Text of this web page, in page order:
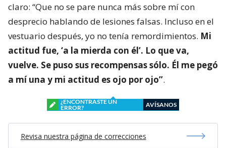
claro: “Que no se pare nunca más sobre mí con
desprecio hablando de lesiones falsas. Incluso en el
vestuario después, yo no tenía remordimientos. Mi
actitud fue, ‘a la mierda con él’. Lo que va,
vuelve. Se puso sus recompensas sólo. Él me pegó
a mí una y mi actitud es ojo por ojo”.
¿ENCONTRASTE UN
ERROR?
AVÍSANOS
Revisa nuestra página de correcciones